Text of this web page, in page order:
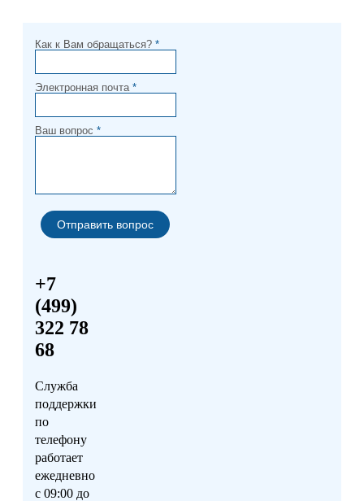
Как к Вам обращаться? *
Электронная почта *
Ваш вопрос *
+7
(499)
322 78
68
Служба
поддержки
по
телефону
работает
ежедневно
с 09:00 до